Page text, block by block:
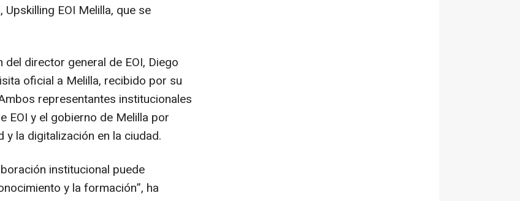
EOI Melilla, que se
director general de EOI, Diego
oficial a Melilla, recibido por su
representantes institucionales
EOI y el gobierno de Melilla por
la digitalización en la ciudad.
institucional puede
y la formación”, ha